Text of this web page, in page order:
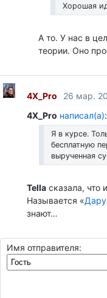
Хорошая
А то. У нас в
теории. Оно
4X_Pro
26 мар.
4X_Pro написал(а):
Я в курсе.
бесплатную
вырученная
Tellaсказала, что
Называется «
знают…
Имя отправителя: